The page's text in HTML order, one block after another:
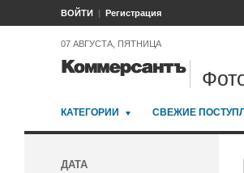
ВОЙТИ Регистрация
07 АВГУСТА, ПЯТНИЦА
КАТЕГОРИИ СВЕЖИЕ
ДАТА